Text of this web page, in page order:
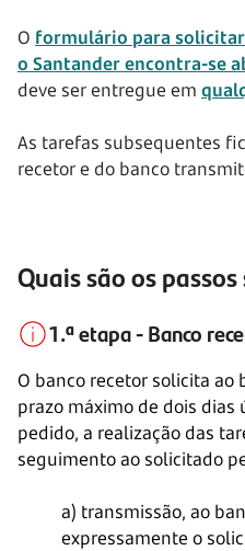
O formulário para
o Santander encontra-se
deve ser entregue em
As tarefas subsequentes
recetor e do banco
Quais são os
1.ª etapa - Banco
O banco recetor solicita
prazo máximo de dois dias
pedido, a realização das
seguimento ao solicitado
a) transmissão, ao
expressamente o